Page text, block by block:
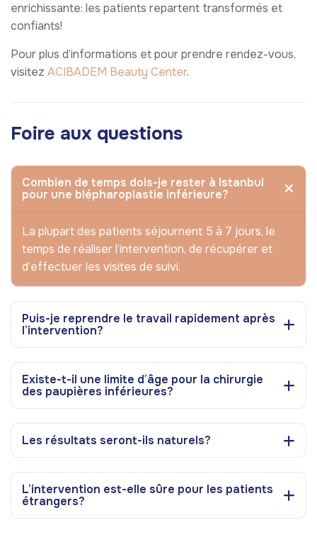
enrichissante: les patients repartent transformés et
confiants!
Pour plus d’informations et pour prendre rendez-vous,
visitez ACIBADEM Beauty Center.
Foire aux questions
Combien de temps dois-je rester à Istanbul
pour une blépharoplastie inférieure?
La plupart des patients séjournent 5 à 7 jours, le
temps de réaliser l’intervention, de récupérer et
d’effectuer les visites de suivi.
Puis-je reprendre le travail rapidement après
l’intervention?
Existe-t-il une limite d’âge pour la chirurgie
des paupières inférieures?
Les résultats seront-ils naturels?
L’intervention est-elle sûre pour les patients
étrangers?